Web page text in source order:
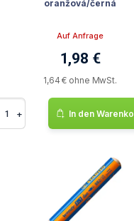
oranžová/černá
Auf Anfrage
1,98 €
1,64 € ohne MwSt.
+ In den